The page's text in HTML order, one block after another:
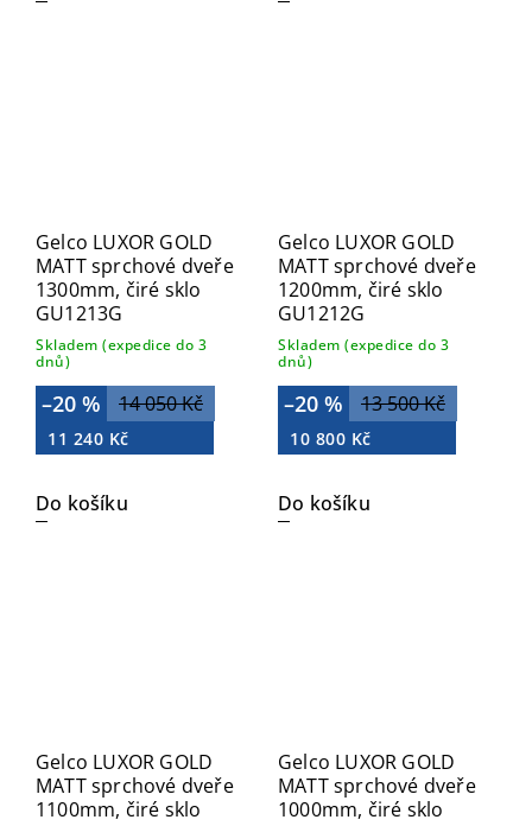
Gelco LUXOR GOLD
MATT sprchové dveře
1300mm, čiré sklo
GU1213G
Skladem (expedice do 3
dnů)
14 050 Kč
–20 %
11 240 Kč
Do košíku
Gelco LUXOR GOLD
MATT sprchové dveře
1200mm, čiré sklo
GU1212G
Skladem (expedice do 3
dnů)
13 500 Kč
–20 %
10 800 Kč
Do košíku
Gelco LUXOR GOLD
MATT sprchové dveře
1100mm, čiré sklo
Gelco LUXOR GOLD
MATT sprchové dveře
1000mm, čiré sklo